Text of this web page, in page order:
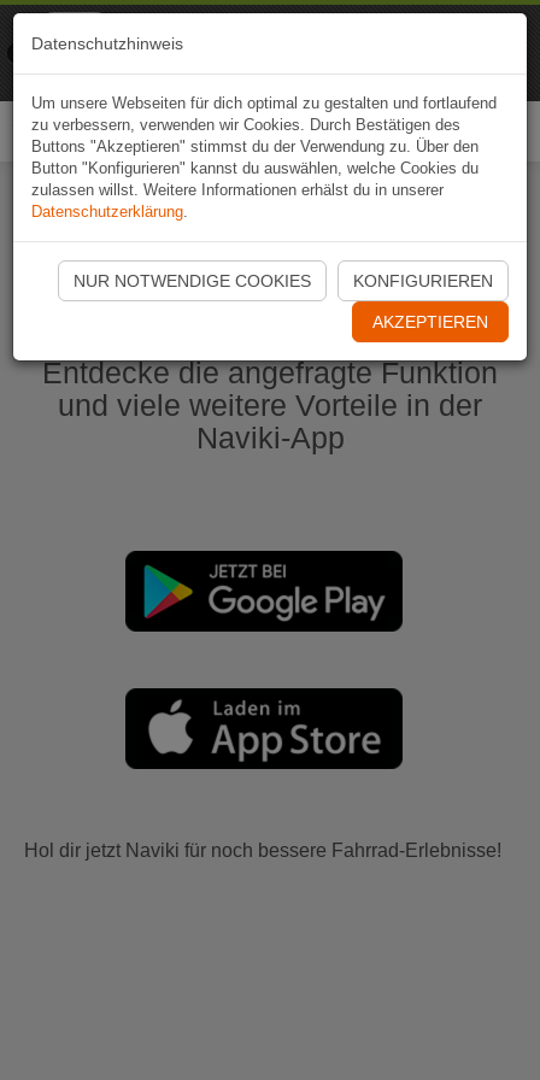
Naviki App jetzt öffnen
Entdecke die angefragte Funktion
und viele weitere Vorteile in der
Naviki-App
Hol dir jetzt Naviki für noch bessere Fahrrad-Erlebnisse!
Datenschutzhinweis
Um unsere Webseiten für dich optimal zu gestalten und fortlaufend
zu verbessern, verwenden wir Cookies. Durch Bestätigen des
Buttons "Akzeptieren" stimmst du der Verwendung zu. Über den
Button "Konfigurieren" kannst du auswählen, welche Cookies du
zulassen willst. Weitere Informationen erhälst du in unserer
Datenschutzerklärung.
NUR NOTWENDIGE COOKIES KONFIGURIEREN
AKZEPTIEREN
Naviki